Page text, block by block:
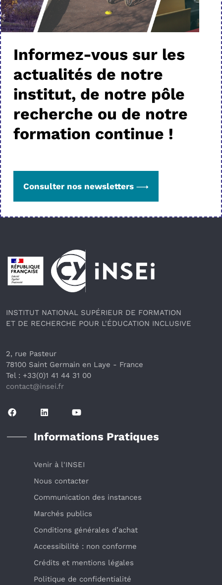
Informez-vous sur les
actualités de notre
institut, de notre pôle
recherche ou de notre
formation continue !
Consulter nos newsletters
Pied de page
INSTITUT NATIONAL SUPÉRIEUR DE FORMATION
ET DE RECHERCHE POUR L'ÉDUCATION INCLUSIVE
2, rue Pasteur
78100 Saint Germain en Laye - France
Tel : +33(0)1 41 44 31 00
contact@insei.fr
Informations Pratiques
Venir à l'INSEI
Nous contacter
Communication des instances
Marchés publics
Conditions générales d’achat
Accessibilité : non conforme
Crédits et mentions légales
Politique de confidentialité